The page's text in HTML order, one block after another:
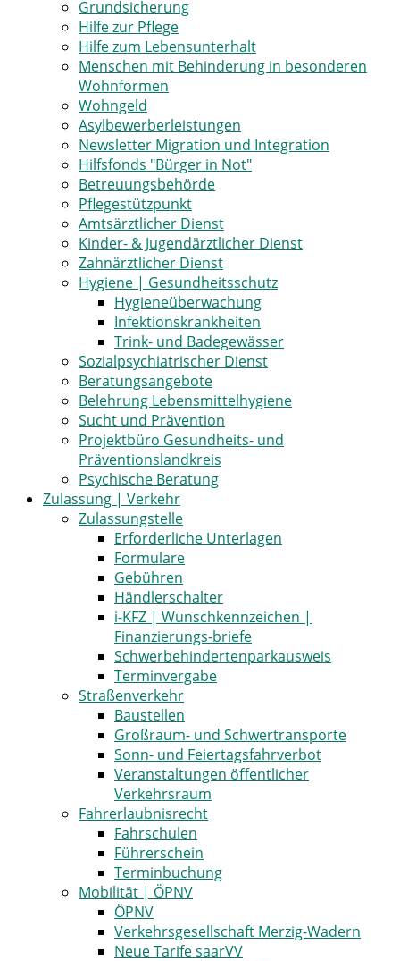
Grundsicherung
Hilfe zur Pflege
Hilfe zum Lebensunterhalt
Menschen mit Behinderung in besonderen
Wohnformen
Wohngeld
Asylbewerberleistungen
Newsletter Migration und Integration
Hilfsfonds "Bürger in Not"
Betreuungsbehörde
Pflegestützpunkt
Amtsärztlicher Dienst
Kinder- & Jugendärztlicher Dienst
Zahnärztlicher Dienst
Hygiene | Gesundheitsschutz
Hygieneüberwachung
Infektionskrankheiten
Trink- und Badegewässer
Sozialpsychiatrischer Dienst
Beratungsangebote
Belehrung Lebensmittelhygiene
Sucht und Prävention
Projektbüro Gesundheits- und
Präventionslandkreis
Psychische Beratung
Zulassung | Verkehr
Zulassungstelle
Erforderliche Unterlagen
Formulare
Gebühren
Händlerschalter
i-KFZ | Wunschkennzeichen |
Finanzierungs-briefe
Schwerbehindertenparkausweis
Terminvergabe
Straßenverkehr
Baustellen
Großraum- und Schwertransporte
Sonn- und Feiertagsfahrverbot
Veranstaltungen öffentlicher
Verkehrsraum
Fahrerlaubnisrecht
Fahrschulen
Führerschein
Terminbuchung
Mobilität | ÖPNV
ÖPNV
Verkehrsgesellschaft Merzig-Wadern
Neue Tarife saarVV